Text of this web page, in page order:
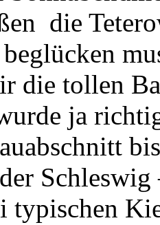
die
die tollen
ja
typischen